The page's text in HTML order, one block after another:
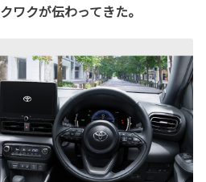
ワクが伝わってきた。